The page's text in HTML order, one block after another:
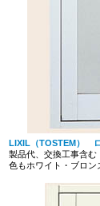
LIXIL（TOSTEM）
製品代、交換工事含
色もホワイト・ブロン